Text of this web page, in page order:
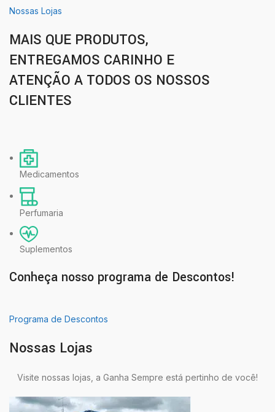
Nossas Lojas
MAIS QUE PRODUTOS,
ENTREGAMOS CARINHO E
ATENÇÃO A TODOS OS NOSSOS
CLIENTES
Medicamentos
Perfumaria
Suplementos
Conheça nosso programa de Descontos!
Programa de Descontos
Nossas Lojas
Visite nossas lojas, a Ganha Sempre está pertinho de você!